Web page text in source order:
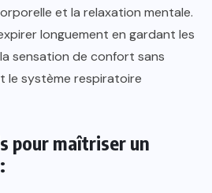
et la relaxation mentale.
longuement en gardant les
sensation de confort sans
le système respiratoire
pour maîtriser un